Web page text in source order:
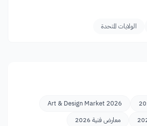
الولايات المتحدة
Art & Design Market 2026
معارض فنية 2026